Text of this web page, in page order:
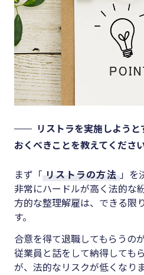
リストラを実施しよう
おくべきことを教えてください
まず「 リストラの方法 」を
非常にハードルが高く法的な
方的な整理解雇は、できる限
す。
合意を得て退職してもらうの
従業員と話をして納得しても
が、法的なリスクが低くなりま